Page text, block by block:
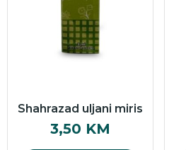
Shahrazad uljani miris
3,50 KM